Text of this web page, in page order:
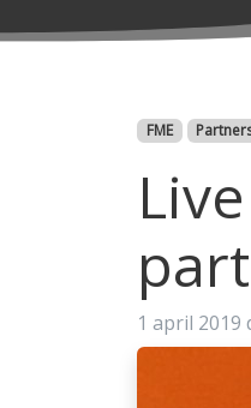
Categorieën
FME
1 april 2019